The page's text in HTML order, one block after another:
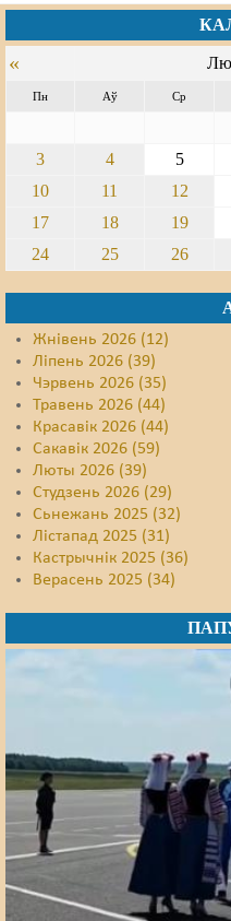
«
Пн Аў Ср
3
4 5
10
11 12
17
18 19
24
25 26
Жнівень 2026 (12)
Ліпень 2026 (39)
Чэрвень 2026 (35)
Травень 2026 (44)
Красавік 2026 (44)
Сакавік 2026 (59)
Люты 2026 (39)
Студзень 2026 (29)
Сьнежань 2025 (32)
Лістапад 2025 (31)
Кастрычнік 2025 (36)
Верасень 2025 (34)
Рознае
Сьмяротнае пакараньне
Экалёгія
Сацыяльныя правы